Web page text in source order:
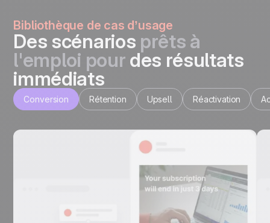
Bibliothèque de cas d’usage
Des scénarios prêts à
l'emploi pour des résultats
immédiats
Conversion Rétention Upsell Réactivation